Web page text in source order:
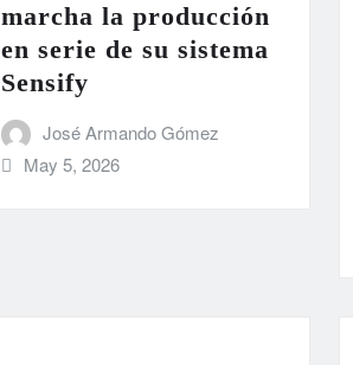
marcha la producción
en serie de su sistema
Sensify
José Armando Gómez
May 5, 2026